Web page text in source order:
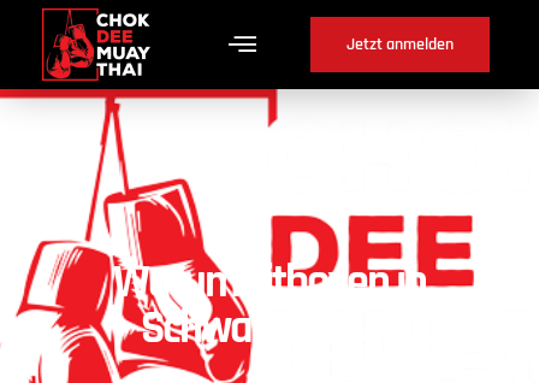
Jetzt anmelden
Warum Fitboxen in
Schwadernau ?